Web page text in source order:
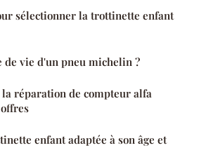
sélectionner la trottinette enfant
de vie d'un pneu michelin ?
réparation de compteur alfa
enfant adaptée à son âge et